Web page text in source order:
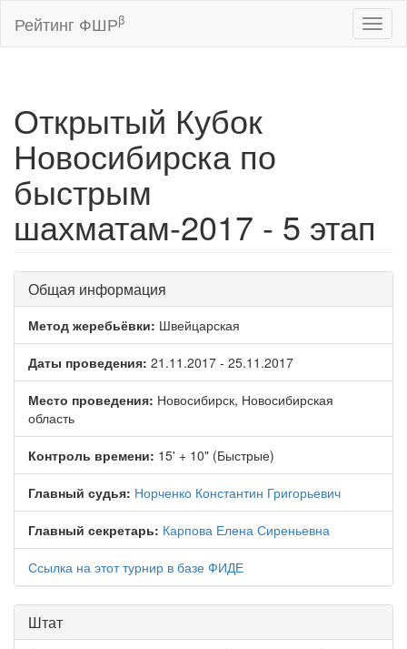
Рейтинг ФШРβ
Открытый Кубок
Новосибирска по
быстрым
шахматам-2017 - 5 этап
Общая информация
Метод жеребьёвки: Швейцарская
Даты проведения: 21.11.2017 - 25.11.2017
Место проведения: Новосибирск, Новосибирская
область
Контроль времени: 15' + 10" (Быстрые)
Главный судья: Норченко Константин Григорьевич
Главный секретарь: Карпова Елена Сиреньевна
Ссылка на этот турнир в базе ФИДЕ
Штат